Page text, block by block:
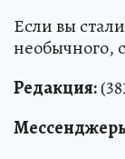
Если вы
необычного,
Редакция: